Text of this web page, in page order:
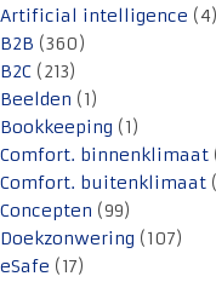
Artificial intelligence (4)
B2B (360)
B2C (213)
Beelden (1)
Bookkeeping (1)
Comfort. binnenklimaat
Comfort. buitenklimaat
Concepten (99)
Doekzonwering (107)
eSafe (17)